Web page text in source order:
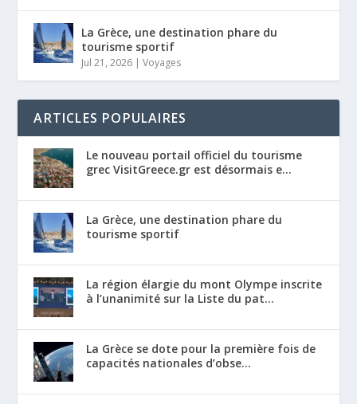
La Grèce, une destination phare du
tourisme sportif
Jul 21, 2026 |Voyages
ARTICLES POPULAIRES
Le nouveau portail officiel du tourisme
grec VisitGreece.gr est désormais e...
La Grèce, une destination phare du
tourisme sportif
La région élargie du mont Olympe inscrite
à l’unanimité sur la Liste du pat...
La Grèce se dote pour la première fois de
capacités nationales d’obse...